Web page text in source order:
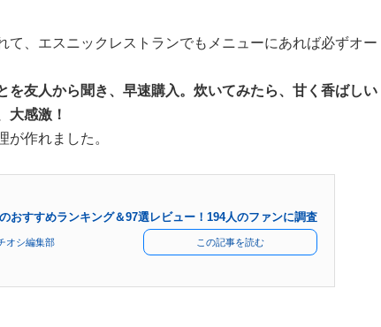
て、エスニックレストランでもメニューにあれば必ずオー
を友人から聞き、早速購入。炊いてみたら、甘く香ばしい
大感激！
作れました。
おすすめランキング＆97選レビュー！194人のファンに調査
オシ編集部 この記事を読む